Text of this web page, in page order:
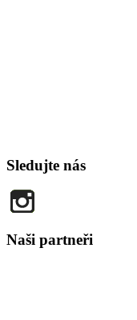
Sledujte nás
Naši partneři